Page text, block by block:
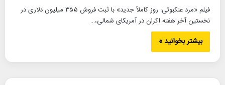
فیلم «مرد عنکبوتی: روز کاملاً جدید» با ثبت فروش ۳۵۵ میلیون دلاری در
نخستین آخر هفته اکران در آمریکای شمالی،…
بیشتر بخوانید »